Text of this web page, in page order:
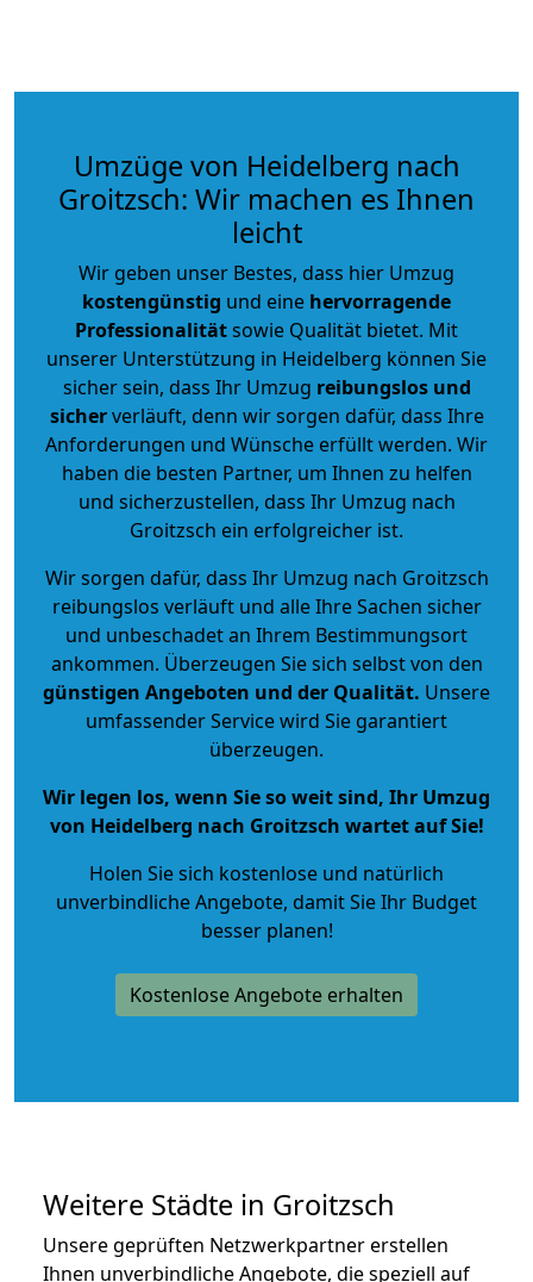
Umzüge von Heidelberg nach
Groitzsch: Wir machen es Ihnen
leicht
Wir geben unser Bestes, dass hier Umzug
kostengünstig und eine hervorragende
Professionalitätsowie Qualität bietet. Mit
unserer Unterstützung in Heidelberg können Sie
sicher sein, dass Ihr Umzug reibungslos und
sicherverläuft, denn wir sorgen dafür, dass Ihre
Anforderungen und Wünsche erfüllt werden. Wir
haben die besten Partner, um Ihnen zu helfen
und sicherzustellen, dass Ihr Umzug nach
Groitzsch ein erfolgreicher ist.
Wir sorgen dafür, dass Ihr Umzug nach Groitzsch
reibungslos verläuft und alle Ihre Sachen sicher
und unbeschadet an Ihrem Bestimmungsort
ankommen. Überzeugen Sie sich selbst von den
günstigen Angeboten und der Qualität. Unsere
umfassender Service wird Sie garantiert
überzeugen.
Wir legen los, wenn Sie so weit sind, Ihr Umzug
von Heidelberg nach Groitzsch wartet auf Sie!
Holen Sie sich kostenlose und natürlich
unverbindliche Angebote, damit Sie Ihr Budget
besser planen!
Kostenlose Angebote erhalten
Weitere Städte in Groitzsch
Unsere geprüften Netzwerkpartner erstellen
Ihnen unverbindliche Angebote, die speziell auf